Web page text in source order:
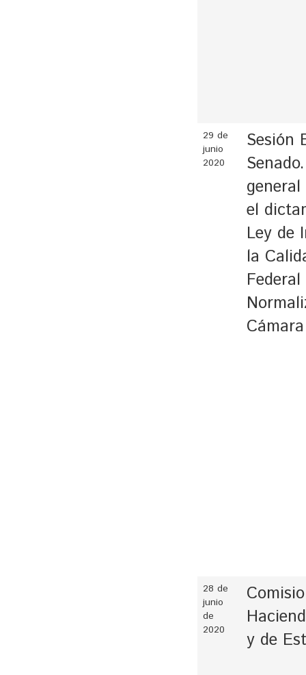
29 de
junio
2020
Sesión
el
Ley de
la
28 de
junio
de
2020
y de